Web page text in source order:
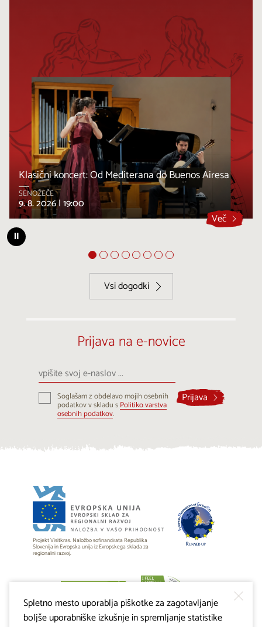
Klasični koncert: Od Mediterana do Buenos Airesa
SENOŽEČE
9. 8. 2026 |19:00
Več
⏸
Vsi dogodki
Prijava na e-novice
vpišite
svoj
e-
naslovSoglašam z obdelavo mojih osebnih
podatkov v skladu sPolitiko varstva
osebnih podatkov.
Prijava
Projekt Visitkras. Naložbo sofinancirata Republika
Slovenija in Evropska unija iz Evropskega sklada za
regionalni razvoj.
Spletno mesto uporablja piškotke za zagotavljanje
boljše uporabniške izkušnje in spremljanje statistike